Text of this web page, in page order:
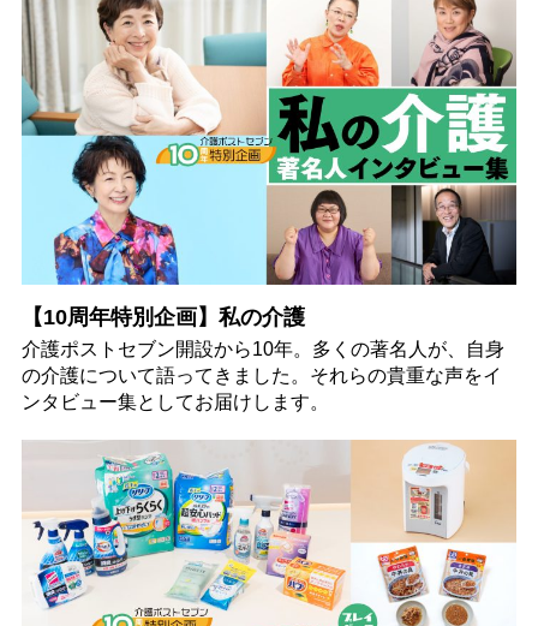
【10周年特別企画】私の介護
介護ポストセブン開設から10年。多くの著名人が、自身
の介護について語ってきました。それらの貴重な声をイ
ンタビュー集としてお届けします。